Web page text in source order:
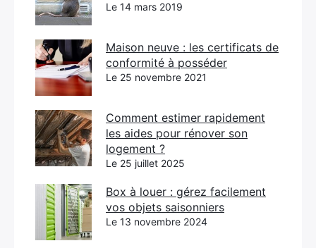
Le 14 mars 2019
Maison neuve : les certificats de
conformité à posséder
Le 25 novembre 2021
Comment estimer rapidement
les aides pour rénover son
logement ?
Le 25 juillet 2025
Box à louer : gérez facilement
vos objets saisonniers
Le 13 novembre 2024